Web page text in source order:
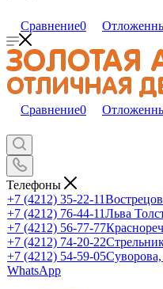
Сравнение0
Сравнение0
Телефоны
+7 (4212) 35-22-11
+7 (4212) 76-44-11Льва
+7 (4212) 56-77-77
+7 (4212) 74-20-22
+7 (4212) 54-59-05
WhatsApp